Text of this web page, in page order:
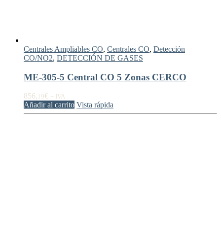
Centrales Ampliables CO, Centrales CO, Detección
CO/NO2, DETECCIÓN DE GASES
ME-305-5 Central CO 5 Zonas CERCO
856, 19€ + IVA
Añadir al carrito Vista rápida